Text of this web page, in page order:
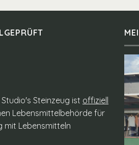
Steinzeug ist offiziell
Lebensmittelbehörde für
mit Lebensmitteln